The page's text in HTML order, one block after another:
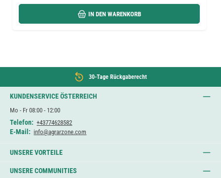
IN DEN WARENKORB
30-Tage Rückgaberecht
KUNDENSERVICE ÖSTERREICH
Mo - Fr 08:00 - 12:00
Telefon: +43774628582
E-Mail: info@agrarzone.com
UNSERE VORTEILE
UNSERE COMMUNITIES